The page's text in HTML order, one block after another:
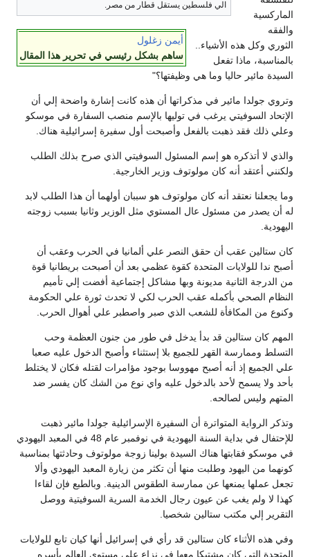
الي فلسطين يستقل قطار من مصر.
أيمن زغلول
ساهم بشكل رئيسي في تحرير هذا المقال
الماركسية
والفقه
الثوري وكل هذه الأشياء..
بالمناسبة، ماذا تفعل
السيدة مائير حاليا وما هي وظيفتها؟"
وتروي جولدا مائير في مذكراتها أن هذه كانت إشارة واضحة إلي أن
الإتحاد السوفيتي يرغب في توليها بالإسم منصب السفارة في موسكو
وعلي ذلك فقد ذهبت بالفعل وأصبحت أول سفيرة إسرائيلية هناك.
والذي لا أتذكره هو إسم المسئول السوفيتي الذي صرح بذلك الطلب
ولكنني أعتقد أنه كان مولوتوف وزير الخارجية.
وما يجعلنا نعتقد أنه كان مولوتوف هو سببان أولهما أن هذا الطلب لابد
له أن يصدر من مسئول عال المستوي مثل الوزير وثانيا بسبب زوجته
اليهودية.
كان ستالين عقب أن حقق النصر علي ألمانيا في الحرب وعقب أن
أصبح ندا للولايات المتحدة كقوة عظمي بعد أن أصبحت بريطانيا قوة
من الدرجة الثانية مديونة وبها مشاكل إجتماعية أفضت إلي تأميم
النظام الصحي بأكمله عقب الحرب لكي لا تحدث ثورة علي الحكومة
وكنوع من المكافأة للشعب الذي صبر واصطبر علي أهوال الحرب.
المهم كان ستالين قد بدأ يدخل في طور من جنون العظمة وحب
التسلط وممارسة القهر للجميع بلا إستثناء وأصبح الدخول عليه صعبا
علي الجميع إذ أنه أصبح مهووسا بوجود مؤامرات لقتله فكان لا يختلط
بأحد ولا يسمح لأحد بالدخول عليه واي نوع من الشك كان يفسر ضد
المتهم وليس لصالحه.
وتذكر الرواية المتواترة أن السفيرة الإسرائيلية جولدا مائير ذهبت
للإحتفال في بداية السنة اليهودية في نوفمبر عام 48 في المعبد اليهودي
في موسكو فقابتها هناك السيدة بولينا زوجة مولوتوف وحادثتها بمناسبة
كونهما من اليهود وطلبت منها أن تكثر من زيارة المعبد اليهودي وألا
تجعل عملها يمنعها عن ممارسة الطقوس الدينية. وبالطبع فإن لقاءا
كهذا لا ولم يغب عن عيون رجال الخدمة السرية السوفيتية ووصل
التقرير إلي مكتب ستالين شخصيا.
وفي هذه الأثناء كان ستالين قد رأي في إسرائيل أنها كيان تابع للولايات
المتحدة التي كان مشتبكا معها في نزاع علي مستوي العالم بأسره